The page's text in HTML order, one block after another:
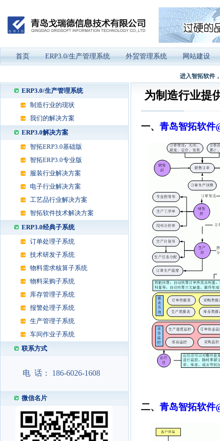
首页 ERP3.0/生产管理系统 外贸管理系统 网站建设
进入智拓软件，
为制造行业提
一、 青岛智拓软件
二、 青岛智拓软件
ERP3.0/生产管理系统
制造行业的现状
我们的解决方案
ERP3.0解决方案
智拓ERP3.0基础版
智拓ERP3.0专业版
服装行业解决方案
电子行业解决方案
工艺品行业解决方案
智拓软件技术解决方案
ERP3.0经典子系统
订单处理子系统
技术研发子系统
物料需求核算子系统
物料采购子系统
库存管理子系统
报警处理子系统
生产管理子系统
车间作业子系统
联系方式
电 话： 186-6026-1608
微信名片